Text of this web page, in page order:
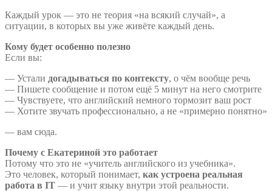
Каждый урок — это не теория «на всякий случай», а
ситуации, в которых вы уже живёте каждый день.
Кому будет особенно полезно
Если вы:
— Устали догадываться по контексту, о чём вообще речь
— Пишете сообщение и потом ещё 5 минут на него смотрите
— Чувствуете, что английский немного тормозит ваш рост
— Хотите звучать профессионально, а не «примерно понятно»
— вам сюда.
Почему с Екатериной это работает
Потому что это не «учитель английского из учебника».
Это человек, который понимает, как устроена реальная
работа в IT — и учит языку внутри этой реальности.